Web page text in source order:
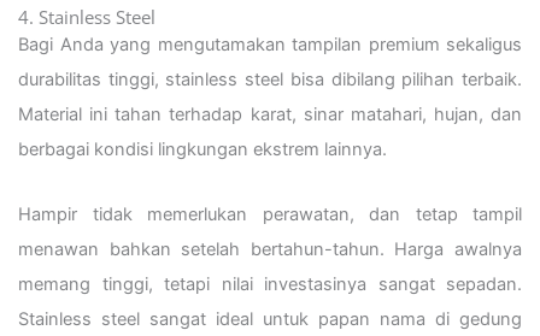
4. Stainless Steel
Bagi Anda yang mengutamakan tampilan premium sekaligus
durabilitas tinggi, stainless steel bisa dibilang pilihan terbaik.
Material ini tahan terhadap karat, sinar matahari, hujan, dan
berbagai kondisi lingkungan ekstrem lainnya.
Hampir tidak memerlukan perawatan, dan tetap tampil
menawan bahkan setelah bertahun-tahun. Harga awalnya
memang tinggi, tetapi nilai investasinya sangat sepadan.
Stainless steel sangat ideal untuk papan nama di gedung